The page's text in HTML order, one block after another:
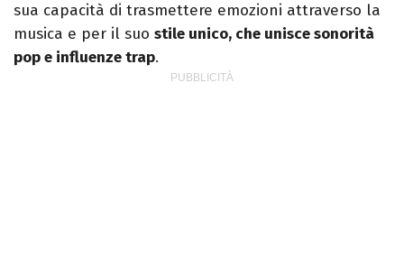
sua capacità di trasmettere emozioni attraverso la
musica e per il suo stile unico, che unisce sonorità
pop e influenze trap.